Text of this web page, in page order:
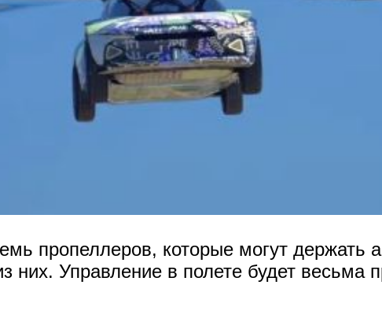
пропеллеров, которые могут держать
них. Управление в полете будет весьма